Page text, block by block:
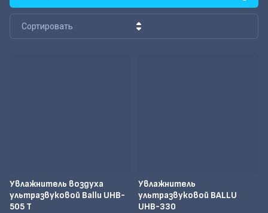
Сортировать
Увлажнитель воздуха
ультразвуковой Ballu UHB-
505 T
Увлажнитель
ультразвуковой BALLU
UHB-330